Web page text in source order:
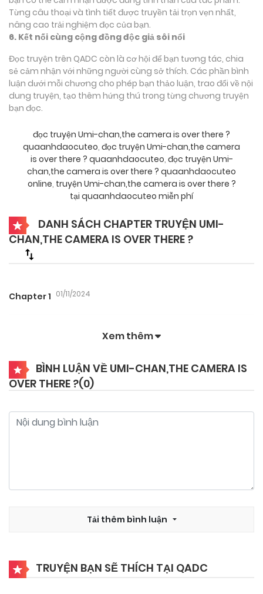
Từng câu thoại và tình tiết được truyền tải trọn vẹn nhất,
nâng cao trải nghiệm đọc của bạn.
6. Kết nối cùng cộng đồng độc giả sôi nổi
Đọc truyện trên QADC còn là cơ hội để bạn tương tác, chia
sẻ cảm nhận với những người cùng sở thích. Các phần bình
luận dưới mỗi chương cho phép bạn thảo luận, trao đổi về nội
dung truyện, tạo thêm hứng thú trong từng chương truyện
bạn đọc.
đọc truyện Umi-chan,the camera is over there ?
quaanhdaocuteo, đọc truyện Umi-chan,the camera
is over there ? quaanhdaocuteo, đọc truyện Umi-
chan,the camera is over there ? quaanhdaocuteo
online, truyện Umi-chan,the camera is over there ?
tại quaanhdaocuteo miễn phí
DANH SÁCH CHAPTER TRUYỆN UMI-
CHAN,THE CAMERA IS OVER THERE ?
Chapter 1 01/11/2024
Xem thêm
BÌNH LUẬN VỀ UMI-CHAN,THE CAMERA IS
OVER THERE ?(0)
Tải thêm bình luận
TRUYỆN BẠN SẼ THÍCH TẠI QADC